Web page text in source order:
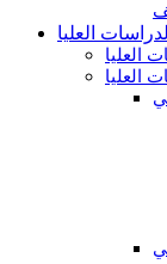
الدراسات العليا
العليا
العليا